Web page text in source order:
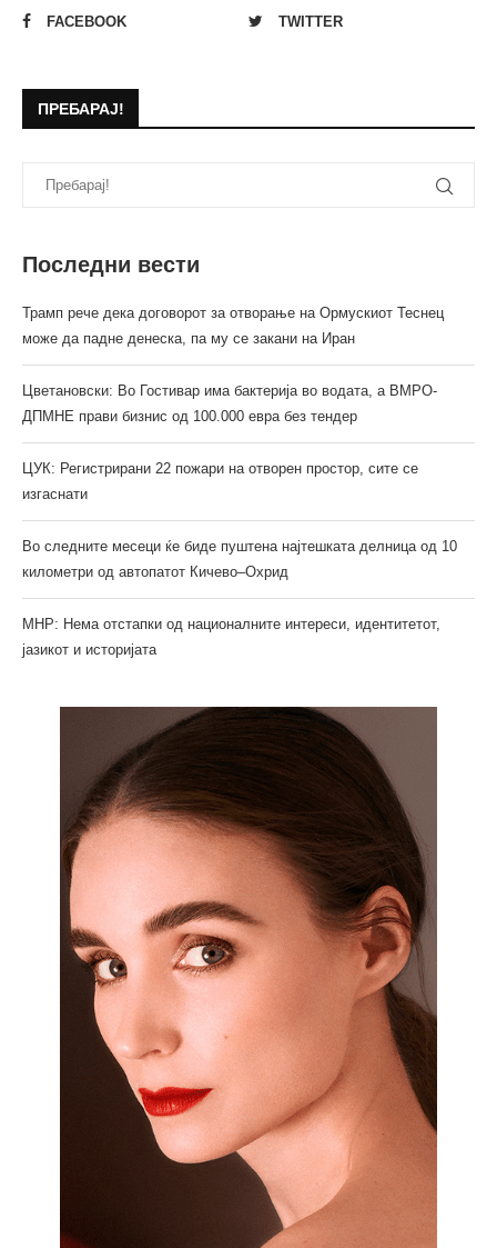
FACEBOOK TWITTER
ПРЕБАРАЈ!
Последни вести
Трамп рече дека договорот за отворање на Ормускиот Теснец
може да падне денеска, па му се закани на Иран
Цветановски: Во Гостивар има бактерија во водата, а ВМРО-
ДПМНЕ прави бизнис од 100.000 евра без тендер
ЦУК: Регистрирани 22 пожари на отворен простор, сите се
изгаснати
Во следните месеци ќе биде пуштена најтешката делница од 10
километри од автопатот Кичево–Охрид
МНР: Нема отстапки од националните интереси, идентитетот,
јазикот и историјата